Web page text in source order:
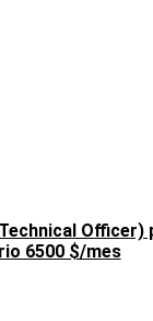
Officer)
6500 $/mes